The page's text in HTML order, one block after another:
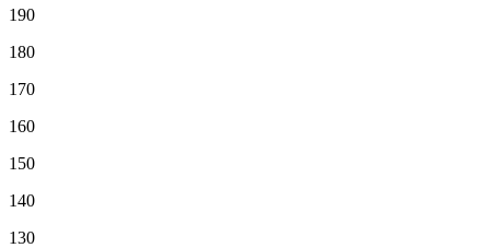
190
180
170
160
150
140
130